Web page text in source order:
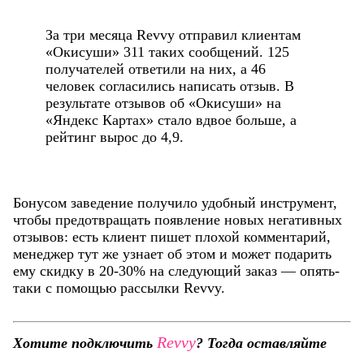
За три месяца Revvy отправил клиентам
«Окисуши» 311 таких сообщений. 125
получателей ответили на них, а 46
человек согласились написать отзыв. В
результате отзывов об «Окисуши» на
«Яндекс Картах» стало вдвое больше, а
рейтинг вырос до 4,9.
Бонусом заведение получило удобный инструмент,
чтобы предотвращать появление новых негативных
отзывов: есть клиент пишет плохой комментарий,
менеджер тут же узнает об этом и может подарить
ему скидку в 20-30% на следующий заказ — опять-
таки с помощью рассылки Revvy.
Хотите подключить Revvy? Тогда оставляйте